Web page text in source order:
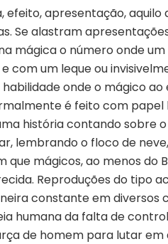
efeito, apresentação,
Se alastram
mágica o número onde
com um leque ou
onde o mágico
é feito com
história contando sobre
lembrando o floco de
que mágicos, ao menos
Reproduções do tipo
constante em diversos
humana da falta de
de homem para lutar